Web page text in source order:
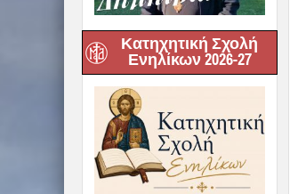
Κατηχητική Σχολή
Ενηλίκων 2026-27